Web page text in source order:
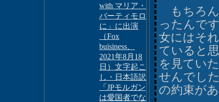
with マリア・
バーティモロ
に」に出演
（Fox
buisiness、
2021年8月18
日）文字起こ
し・日本語訳
「JPモルガン
は愛国者でな
もちろん
ったんで
女にはそ
ていると
を見てい
せんでし
の約束が